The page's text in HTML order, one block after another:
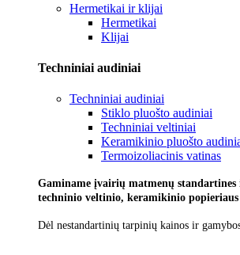
Hermetikai ir klijai
Hermetikai
Klijai
Techniniai audiniai
Techniniai audiniai
Stiklo pluošto audiniai
Techniniai veltiniai
Keramikinio pluošto
Termoizoliacinis vatinas
Gaminame įvairių matmenų
techninio veltinio, keramikinio
Dėl nestandartinių tarpinių kainos ir